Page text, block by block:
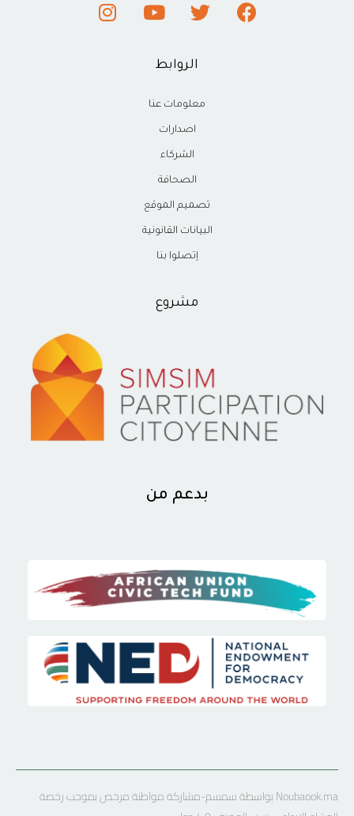
الروابط
معلومات عنا
اصدارات
الشركاء
الصحافة
تصميم الموقع
البيانات القانونية
إتصلوا بنا
مشروع
بدعم من
Noubaook.ma بواسطة سمسم-مشاركة مواطنة مرخص بموجب رخصة